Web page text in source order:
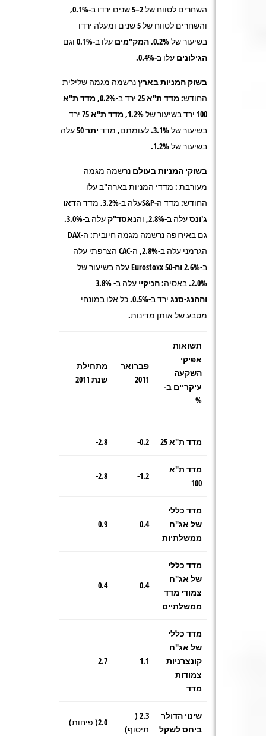
השחרים לטווח של 2–5 שנים ירדו ב-0.1%,
והשחרים לטווח של 5 שנים ומעלה ירדו
בשיעור של 0.2%.
המק"מים עלו ב-0.1% וגם
הגילונים עלו ב-0.4%.
בשוק המניות בארץנרשמה מגמה שלילית
החודש: מדד ת"א 25 ירד ב-0.2%,
מדד ת"א
100 ירד בשיעור של 1.2% , מדד ת"א 75
ירד
בשיעור של 3.1%. לעומתם, מדד
יתר 50
עלה
בשיעור של 1.2%.
בשוקי המניות בעולם נרשמה מגמה
מעורבת : מדדי המניות בארה"ב עלו
החודש: מדד ה-S&Pעלה ב-3.2%, מדד ה
דאו
ג'ונסעלה ב-2.8%, וה נאסד"ק
עלה ב-3.0%.
גם באירופה נרשמה מגמה חיובית: ה-DAX
הגרמני עלה ב-2.8%, ה-
CAC הצרפתי עלה
ב-2.6%
וה-Eurostoxx 50
עלה בשיעור של
2.0%. באסיה:
הניקיי עלה ב- 3.8%
וההנג-סנג
ירד ב-0.5%. כל אלו במונחי
מטבע של אותן מדינות.
תשואות
אפיקי
השקעה
עיקריים ב-
%
פברואר
2011
מתחילת
שנת 2011
מדד ת"א 25 0.2-
2.8-
מדד ת"א
100
1.2-
2.8-
מדד כללי
של אג"ח
ממשלתיות
0.4
0.9
מדד כללי
של אג"ח
צמודי מדד
ממשלתיים
0.4
0.4
מדד כללי
של אג"ח
קונצרניות
צמודות
מדד
1.1
2.7
שינוי הדולר
ביחס לשקל
2.3 (
תיסוף)
2.0( פיחות)